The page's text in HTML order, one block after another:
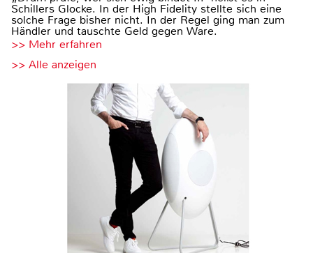
Schillers Glocke. In der High Fidelity stellte sich eine
solche Frage bisher nicht. In der Regel ging man zum
Händler und tauschte Geld gegen Ware.
>> Mehr erfahren
>> Alle anzeigen